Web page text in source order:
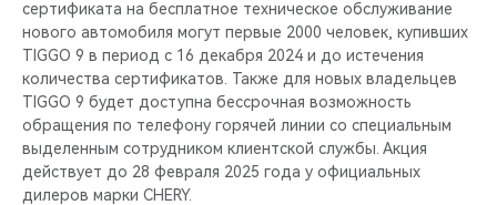
сертификата на бесплатное техническое обслуживание
нового автомобиля могут первые 2000 человек, купивших
TIGGO 9 в период с 16 декабря 2024 и до истечения
количества сертификатов. Также для новых владельцев
TIGGO 9 будет доступна бессрочная возможность
обращения по телефону горячей линии со специальным
выделенным сотрудником клиентской службы. Акция
действует до 28 февраля 2025 года у официальных
дилеров марки CHERY.